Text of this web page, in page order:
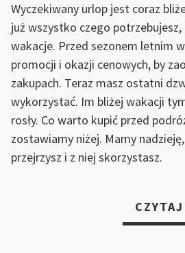
Wyczekiwany urlop jest coraz
już wszystko czego potrzebujesz,
wakacje. Przed sezonem letnim
promocji i okazji cenowych, by
zakupach. Teraz masz ostatni
wykorzystać. Im bliżej wakacji
rosły. Co warto kupić przed
zostawiamy niżej. Mamy
przejrzysz i z niej skorzystasz.